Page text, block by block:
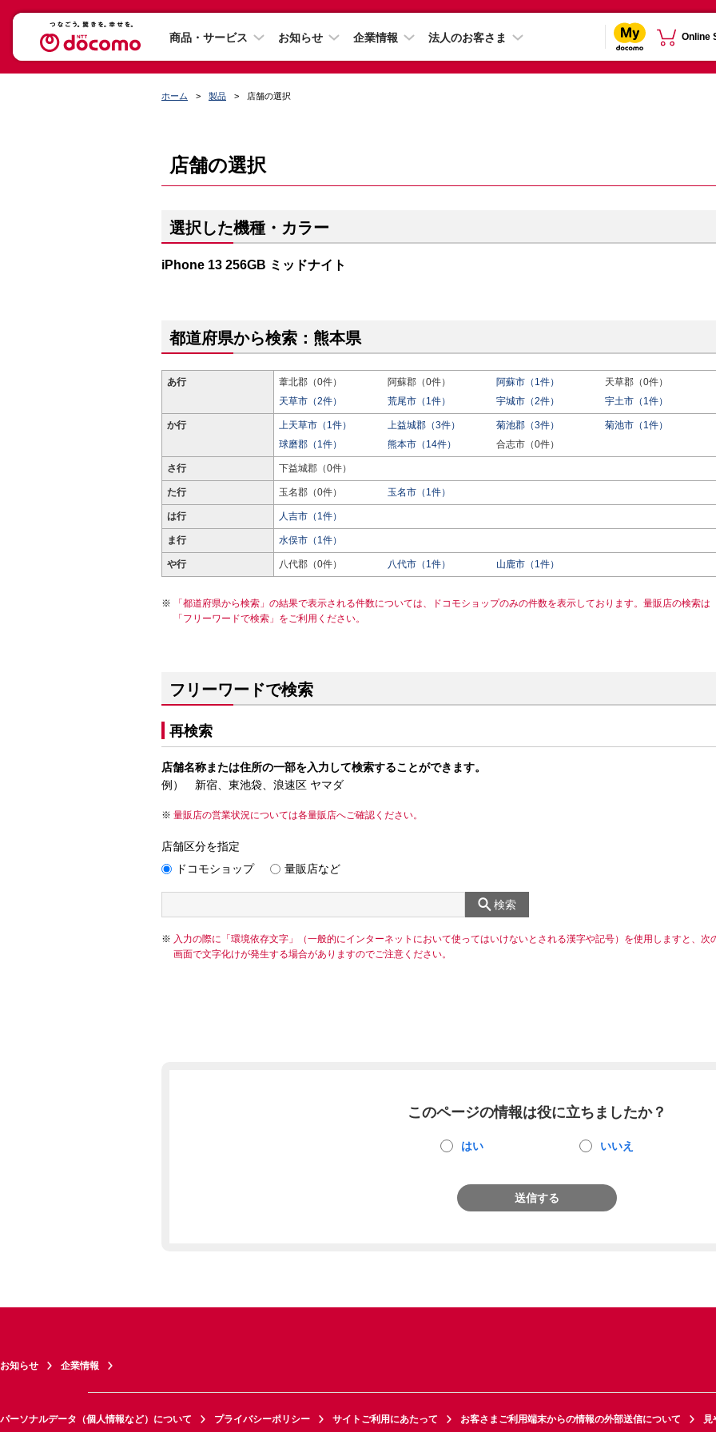
商品・サービス お知らせ 企業情報 法人のお客さま Online
ホーム 製品 店舗の選択
店舗の選択
選択した機種・カラー
iPhone 13 256GB ミッドナイト
都道府県から検索：熊本県
あ行 葦北郡（0件） 阿蘇郡（0件） 阿蘇市（1件）
天草郡（0件）
天草市（2件）
荒尾市（1件） 宇城市（2件） 宇土市（1件）
か行 上天草市（1件） 上益城郡（3件） 菊池郡（3件）
菊池市（1件）
球磨郡（1件）
熊本市（14件） 合志市（0件）
さ行 下益城郡（0件）
た行 玉名郡（0件） 玉名市（1件）
は行 人吉市（1件）
ま行 水俣市（1件）
や行 八代郡（0件） 八代市（1件） 山鹿市（1件）
「都道府県から検索」の結果で表示される件数については、ドコモショップのみの件数を表示しております。量販店の検索は
「フリーワードで検索」をご利用ください。
フリーワードで検索
再検索
店舗名称または住所の一部を入力して検索することができます。
例） 新宿、東池袋、浪速区 ヤマダ
量販店の営業状況については各量販店へご確認ください。
店舗区分を指定
ドコモショップ
量販店など
検索
入力の際に「環境依存文字」（一般的にインターネットにおいて使ってはいけないとされる漢字や記号）を使用しますと、次
画面で文字化けが発生する場合がありますのでご注意ください。
このページの情報は役に立ちましたか？
はい いいえ
送信する
お知らせ 企業情報
パーソナルデータ（個人情報など）について プライバシーポリシー サイトご利用にあたって お客さまご利用端末からの情報の外部送信について 見